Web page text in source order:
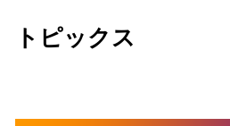
トピックス